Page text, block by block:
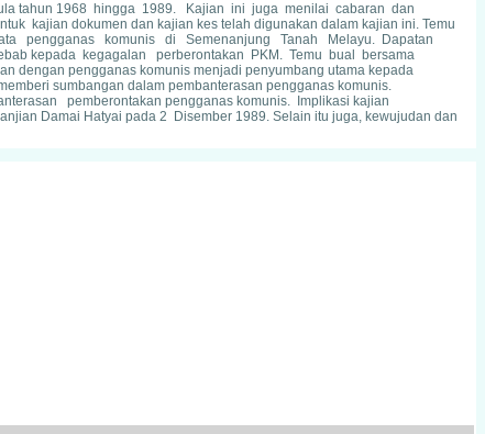
tahun 1968 hingga 1989. Kajian ini juga menilai cabaran dan
kajian dokumen dan kajian kes telah digunakan dalam kajian ini. Temu
pengganas komunis di Semenanjung Tanah Melayu. Dapatan
kepada kegagalan perberontakan PKM. Temu bual bersama
pengganas komunis menjadi penyumbang utama kepada
sumbangan dalam pembanterasan pengganas komunis.
pemberontakan pengganas komunis. Implikasi kajian
Damai Hatyai pada 2 Disember 1989. Selain itu juga, kewujudan dan